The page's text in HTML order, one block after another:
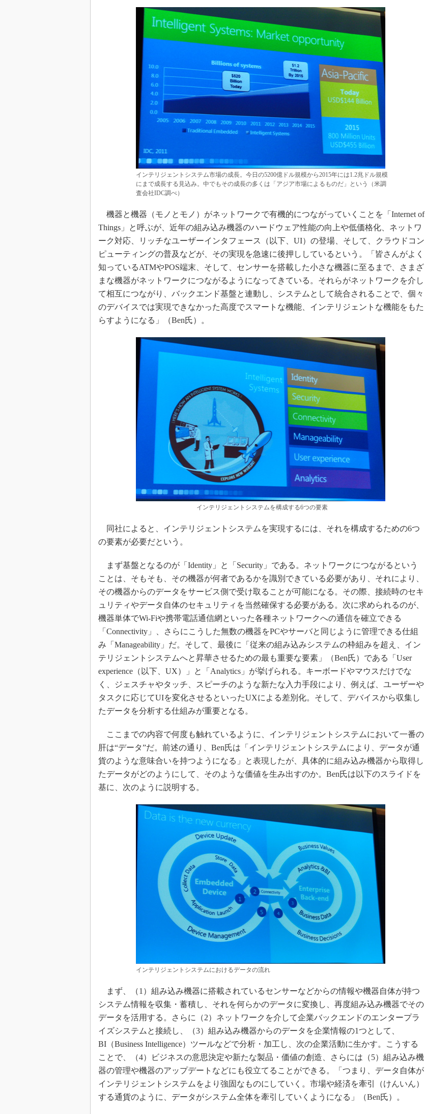
インテリジェントシステム市場の成長。今日の5200億ドル規模から2015年には1.2兆ドル規模
にまで成長する見込み。中でもその成長の多くは「アジア市場によるものだ」という（米調
査会社IDC調べ）
機器と機器（モノとモノ）がネットワークで有機的につながっていくことを「Internet of
Things」と呼ぶが、近年の組み込み機器のハードウェア性能の向上や低価格化、ネットワ
ーク対応、リッチなユーザーインタフェース（以下、UI）の登場、そして、クラウドコン
ピューティングの普及などが、その実現を急速に後押ししているという。「皆さんがよく
知っているATMやPOS端末、そして、センサーを搭載した小さな機器に至るまで、さまざ
まな機器がネットワークにつながるようになってきている。それらがネットワークを介し
て相互につながり、バックエンド基盤と連動し、システムとして統合されることで、個々
のデバイスでは実現できなかった高度でスマートな機能、インテリジェントな機能をもた
らすようになる」（Ben氏）。
インテリジェントシステムを構成する6つの要素
同社によると、インテリジェントシステムを実現するには、それを構成するための6つ
の要素が必要だという。
まず基盤となるのが「Identity」と「Security」である。ネットワークにつながるという
ことは、そもそも、その機器が何者であるかを識別できている必要があり、それにより、
その機器からのデータをサービス側で受け取ることが可能になる。その際、接続時のセキ
ュリティやデータ自体のセキュリティを当然確保する必要がある。次に求められるのが、
機器単体でWi-Fiや携帯電話通信網といった各種ネットワークへの通信を確立できる
「Connectivity」、さらにこうした無数の機器をPCやサーバと同じように管理できる仕組
み「Manageability」だ。そして、最後に「従来の組み込みシステムの枠組みを超え、イン
テリジェントシステムへと昇華させるための最も重要な要素」（Ben氏）である「User
experience（以下、UX）」と「Analytics」が挙げられる。キーボードやマウスだけでな
く、ジェスチャやタッチ、スピーチのような新たな入力手段により、例えば、ユーザーや
タスクに応じてUIを変化させるといったUXによる差別化。そして、デバイスから収集し
たデータを分析する仕組みが重要となる。
ここまでの内容で何度も触れているように、インテリジェントシステムにおいて一番の
肝は“データ”だ。前述の通り、Ben氏は「インテリジェントシステムにより、データが通
貨のような意味合いを持つようになる」と表現したが、具体的に組み込み機器から取得し
たデータがどのようにして、そのような価値を生み出すのか。Ben氏は以下のスライドを
基に、次のように説明する。
インテリジェントシステムにおけるデータの流れ
まず、（1）組み込み機器に搭載されているセンサーなどからの情報や機器自体が持つ
システム情報を収集・蓄積し、それを何らかのデータに変換し、再度組み込み機器でその
データを活用する。さらに（2）ネットワークを介して企業バックエンドのエンタープラ
イズシステムと接続し、（3）組み込み機器からのデータを企業情報の1つとして、
BI（Business Intelligence）ツールなどで分析・加工し、次の企業活動に生かす。こうする
ことで、（4）ビジネスの意思決定や新たな製品・価値の創造、さらには（5）組み込み機
器の管理や機器のアップデートなどにも役立てることができる。「つまり、データ自体が
インテリジェントシステムをより強固なものにしていく。市場や経済を牽引（けんいん）
する通貨のように、データがシステム全体を牽引していくようになる」（Ben氏）。